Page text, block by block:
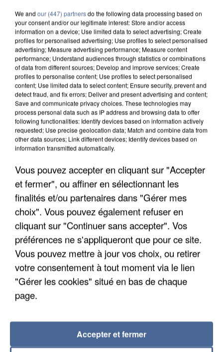
APRÈS TOUTES CES CANICULES, LES REFUGES
DE FAUNE SAUVAGE SONT...
We and our (447) partnersdo the following data processing based on
your consent and/or our legitimate interest: Store and/or access
information on a device; Use limited data to select advertising; Create
profiles for personalised advertising; Use profiles to select personalised
advertising; Measure advertising performance; Measure content
performance; Understand audiences through statistics or combinations
of data from different sources; Develop and improve services; Create
profiles to personalise content; Use profiles to select personalised
content; Use limited data to select content; Ensure security, prevent and
detect fraud, and fix errors; Deliver and present advertising and content;
Save and communicate privacy choices. These technologies may
process personal data such as IP address and browsing data to offer
following functionalities: Identify devices based on information actively
requested; Use precise geolocation data; Match and combine data from
other data sources; Link different devices; Identify devices based on
information transmitted automatically.
Vous pouvez accepter en cliquant sur "Accepter
et fermer", ou affiner en sélectionnant les
finalités et/ou partenaires dans "Gérer mes
choix". Vous pouvez également refuser en
cliquant sur "Continuer sans accepter". Vos
préférences ne s'appliqueront que pour ce site.
Vous pouvez mettre à jour vos choix, ou retirer
votre consentement à tout moment via le lien
"Gérer les cookies" situé en bas de chaque
page.
Accepter et fermer